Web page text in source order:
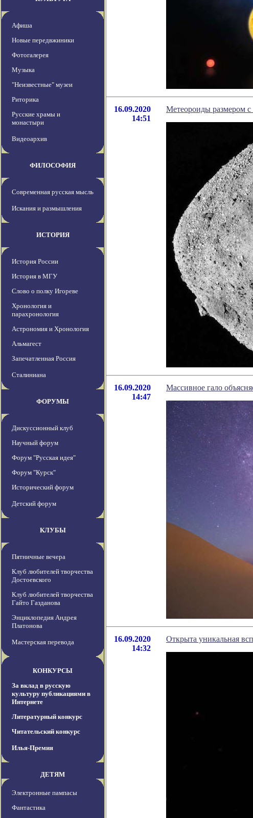
Афиша
Новые передвжиники
Фотогалерея
Музыка
"Неизвестные" музеи
Риторика
Русские храмы и
монастыри
Видеоархив
ФИЛОСОФИЯ
Современная русская мысль
Искания и размышления
ИСТОРИЯ
История России
История в МГУ
Слово о полку Игореве
Хронология и
парахронология
Астрономия и Хронология
Альмагест
Запечатленная Россия
Сталиниана
ФОРУМЫ
Дискуссионный клуб
Научный форум
Форум "Русская идея"
Форум "Курск"
Исторический форум
Детский форум
КЛУБЫ
Пятничные вечера
Клуб любителей творчества
Достоевского
Клуб любителей творчества
Гайто Газданова
Энциклопедия Андрея
Платонова
Мастерская перевода
КОНКУРСЫ
За вклад в русскую
культуру публикациями в
Интернете
Литературный конкурс
Читательский конкурс
Илья-Премия
ДЕТЯМ
Электронные пампасы
Фантастика
16.09.2020
14:51
Метеороиды размером с
16.09.2020
14:47
Массивное гало
16.09.2020
14:32
Открыта уникальная